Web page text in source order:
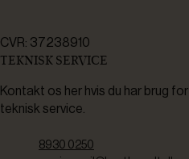
CVR: 37238910
TEKNISK SERVICE
Kontakt os her hvis du har brug for
teknisk service.
8930 0250